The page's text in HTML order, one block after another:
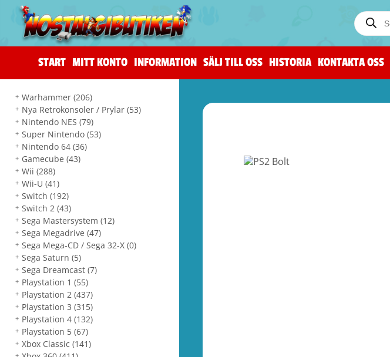
START MITT KONTO INFORMATION SÄLJ TILL OSS HISTORIA KONTAKTA OSS
Warhammer(206)
Nya Retrokonsoler / Prylar(53)
Nintendo NES(79)
Super Nintendo(53)
Nintendo 64(36)
Gamecube(43)
Wii(288)
Wii-U(41)
Switch(192)
Switch 2(43)
Sega Mastersystem(12)
Sega Megadrive(47)
Sega Mega-CD / Sega 32-X(0)
Sega Saturn(5)
Sega Dreamcast(7)
Playstation 1(55)
Playstation 2(437)
Playstation 3(315)
Playstation 4(132)
Playstation 5(67)
Xbox Classic(141)